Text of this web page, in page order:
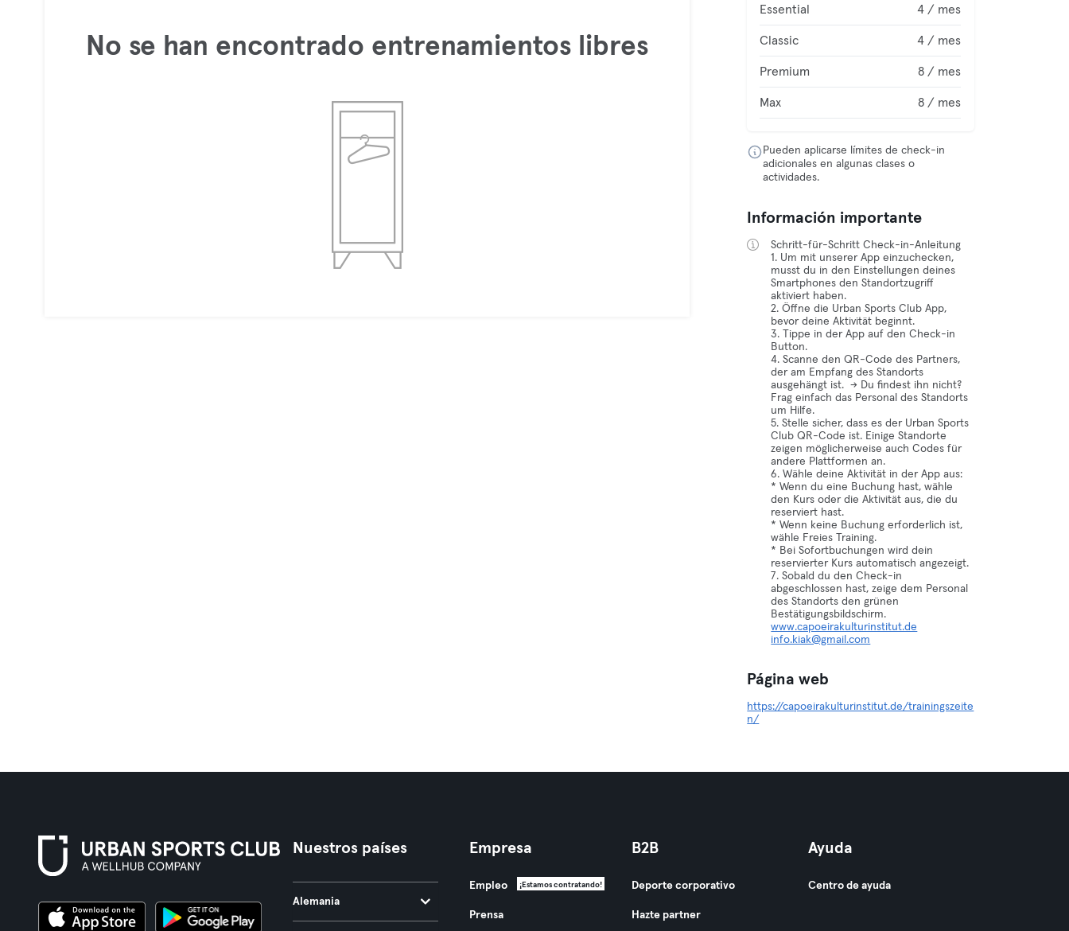
No se han encontrado entrenamientos libres
Essential 4 / mes
Classic 4 / mes
Premium 8 / mes
Max 8 / mes
Pueden aplicarse límites de check-in
adicionales en algunas clases o
actividades.
Información importante
Schritt-für-Schritt Check-in-Anleitung
1. Um mit unserer App einzuchecken,
musst du in den Einstellungen deines
Smartphones den Standortzugriff
aktiviert haben.
2. Öffne die Urban Sports Club App,
bevor deine Aktivität beginnt.
3. Tippe in der App auf den Check-in
Button.
4. Scanne den QR-Code des Partners,
der am Empfang des Standorts
ausgehängt ist. → Du findest ihn nicht?
Frag einfach das Personal des Standorts
um Hilfe.
5. Stelle sicher, dass es der Urban Sports
Club QR-Code ist. Einige Standorte
zeigen möglicherweise auch Codes für
andere Plattformen an.
6. Wähle deine Aktivität in der App aus:
* Wenn du eine Buchung hast, wähle
den Kurs oder die Aktivität aus, die du
reserviert hast.
* Wenn keine Buchung erforderlich ist,
wähle Freies Training.
* Bei Sofortbuchungen wird dein
reservierter Kurs automatisch angezeigt.
7. Sobald du den Check-in
abgeschlossen hast, zeige dem Personal
des Standorts den grünen
www.capoeirakulturinstitut.de
info.kiak@gmail.com
Página web
https://capoeirakulturinstitut.de/trainingszeite
n/
Nuestros países
Alemania
Empresa
Empleo ¡Estamos contratando!
Prensa
B2B
Deporte corporativo
Hazte partner
Ayuda
Centro de ayuda